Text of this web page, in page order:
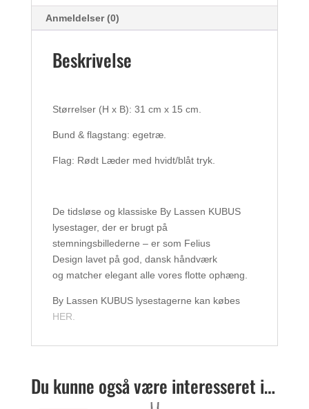
Anmeldelser (0)
Beskrivelse
Størrelser (H x B): 31 cm x 15 cm.
Bund & flagstang: egetræ.
Flag: Rødt Læder med hvidt/blåt tryk.
De tidsløse og klassiske By Lassen KUBUS
lysestager, der er brugt på
stemningsbillederne – er som Felius
Design lavet på god, dansk håndværk
og matcher elegant alle vores flotte ophæng.
By Lassen KUBUS lysestagerne kan købes
HER.
Du kunne også være interesseret i…